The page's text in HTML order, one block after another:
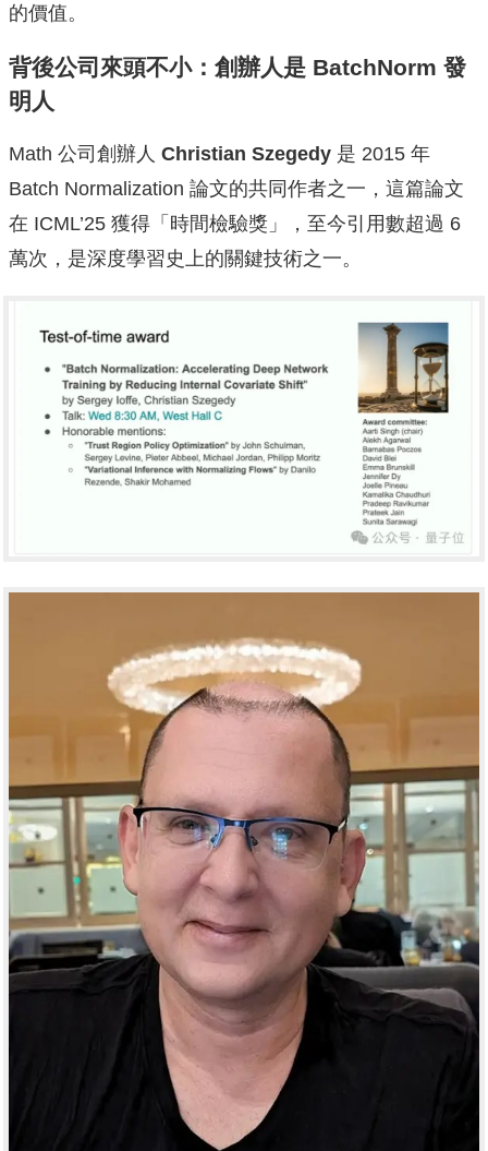
的價值。
背後公司來頭不小：創辦人是 BatchNorm 發
明人
Math 公司創辦人 Christian Szegedy 是 2015 年
Batch Normalization 論文的共同作者之一，這篇論文
在 ICML’25 獲得「時間檢驗獎」，至今引用數超過 6
萬次，是深度學習史上的關鍵技術之一。